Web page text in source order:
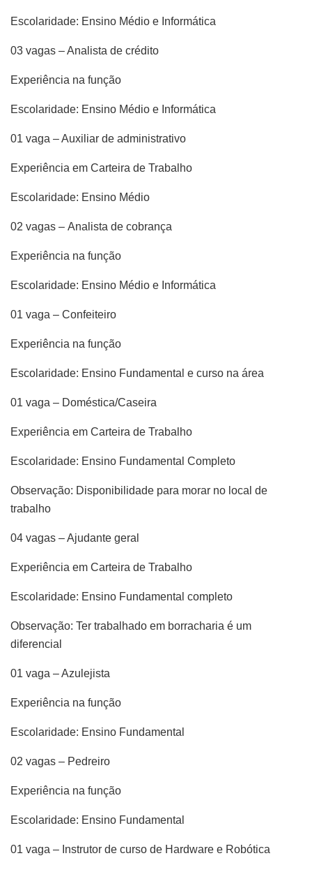
Escolaridade: Ensino Médio e Informática
03 vagas – Analista de crédito
Experiência na função
Escolaridade: Ensino Médio e Informática
01 vaga – Auxiliar de administrativo
Experiência em Carteira de Trabalho
Escolaridade: Ensino Médio
02 vagas – Analista de cobrança
Experiência na função
Escolaridade: Ensino Médio e Informática
01 vaga – Confeiteiro
Experiência na função
Escolaridade: Ensino Fundamental e curso na área
01 vaga – Doméstica/Caseira
Experiência em Carteira de Trabalho
Escolaridade: Ensino Fundamental Completo
Observação: Disponibilidade para morar no local de
trabalho
04 vagas – Ajudante geral
Experiência em Carteira de Trabalho
Escolaridade: Ensino Fundamental completo
Observação: Ter trabalhado em borracharia é um
diferencial
01 vaga – Azulejista
Experiência na função
Escolaridade: Ensino Fundamental
02 vagas – Pedreiro
Experiência na função
Escolaridade: Ensino Fundamental
01 vaga – Instrutor de curso de Hardware e Robótica